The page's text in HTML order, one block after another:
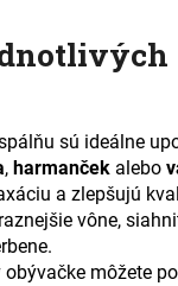
sú ideálne
, harmanček alebo
a zlepšujú
vône,
obývačke môžete